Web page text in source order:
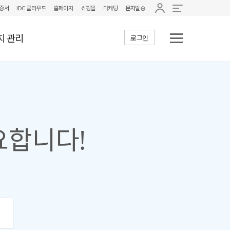
서 IDC 클라우드 홈페이지 쇼핑몰 마케팅 문자발송
관리 로그인
니다!